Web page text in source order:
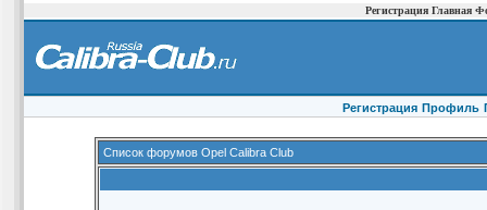
Регистрация Главная
Регистрация Профиль
Список форумов Opel Calibra Club